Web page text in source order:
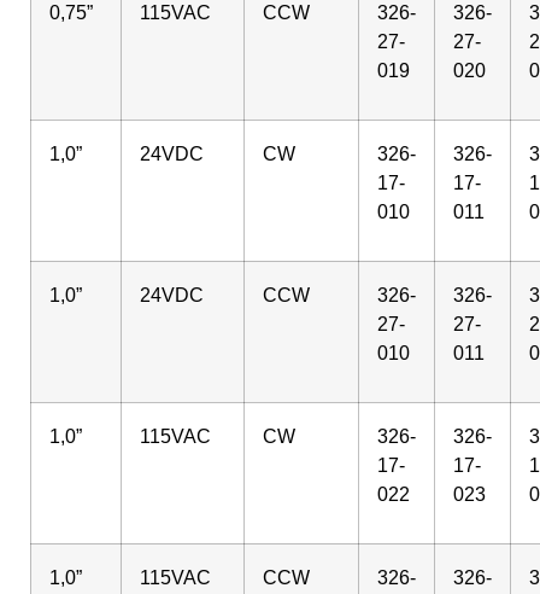
0,75” 115VAC CCW
326-
27-
019
326-
27-
020
1,0” 24VDC CW
326-
17-
010
326-
17-
011
1,0” 24VDC CCW
326-
27-
010
326-
27-
011
1,0” 115VAC CW
326-
17-
022
326-
17-
023
1,0” 115VAC CCW
326-
326-